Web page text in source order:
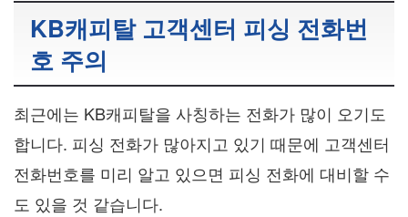
KB캐피탈 고객센터 피싱 전화번
호 주의
최근에는 KB캐피탈을 사칭하는 전화가 많이 오기도
합니다. 피싱 전화가 많아지고 있기 때문에 고객센터
전화번호를 미리 알고 있으면 피싱 전화에 대비할 수
도 있을 것 같습니다.